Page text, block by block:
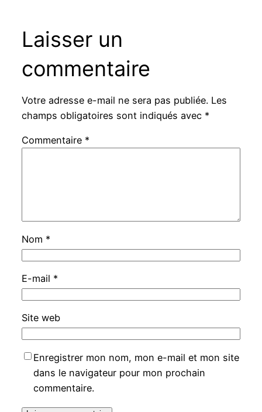
Laisser un
commentaire
Votre adresse e-mail ne sera pas publiée. Les
champs obligatoires sont indiqués avec *
Commentaire *
Nom *
E-mail *
Site web
Enregistrer mon nom, mon e-mail et mon site
dans le navigateur pour mon prochain
commentaire.